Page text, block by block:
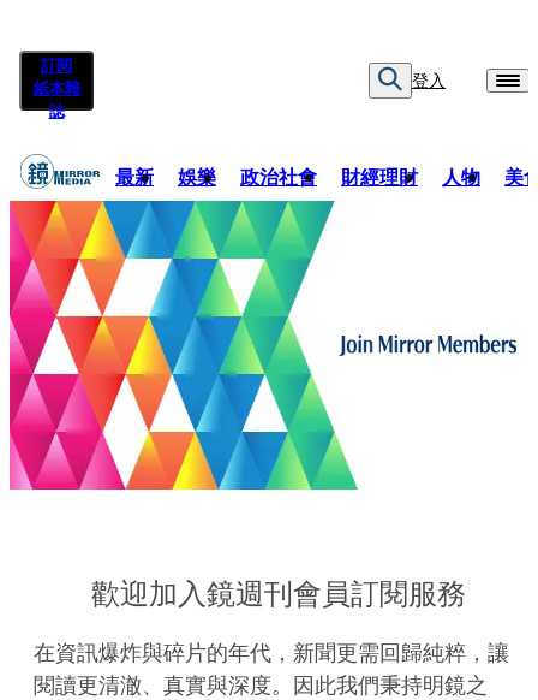
訂閱
紙本雜
誌
登入
最新 娛樂 政治社會 財經理財 人物 美
歡迎加入鏡週刊會員訂閱服務
在資訊爆炸與碎片的年代，新聞更需回歸純粹，讓
閱讀更清澈、真實與深度。因此我們秉持明鏡之